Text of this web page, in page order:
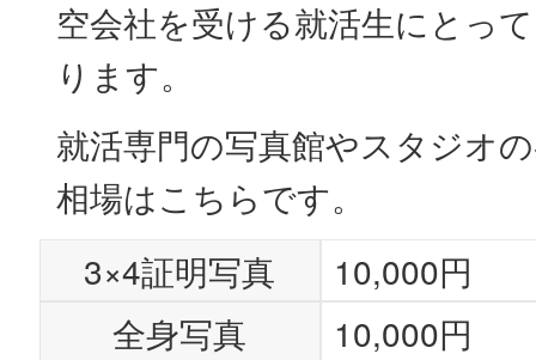
空会社を受ける就活生にとっ
ります。
就活専門の写真館やスタジオ
相場はこちらです。
3×4証明写真
10,000円
全身写真
10,000円